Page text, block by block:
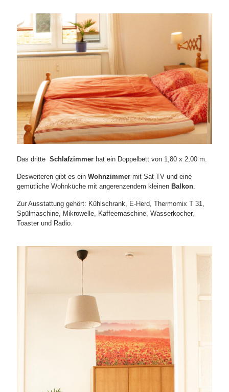
Das dritte Schlafzimmer hat ein Doppelbett von 1,80 x 2,00 m.
Desweiteren gibt es ein Wohnzimmer mit Sat TV und eine
gemütliche Wohnküche mit angerenzendem kleinen Balkon
Zur Ausstattung gehört: Kühlschrank, E-Herd, Thermomix T 31,
Spülmaschine, Mikrowelle, Kaffeemaschine, Wasserkocher,
Toaster und Radio.